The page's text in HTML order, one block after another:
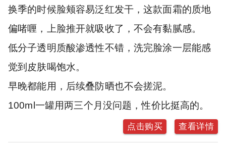
换季的时候脸颊容易泛红发干，这款面霜的质地
偏啫喱，上脸推开就吸收了，不会有黏腻感。
低分子透明质酸渗透性不错，洗完脸涂一层能感
觉到皮肤喝饱水。
早晚都能用，后续叠防晒也不会搓泥。
100ml一罐用两三个月没问题，性价比挺高的。
点击购买 查看详情